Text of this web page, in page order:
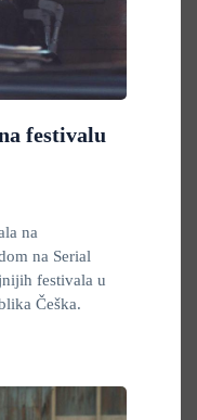
festivalu
na
na Serial
festivala u
Češka.